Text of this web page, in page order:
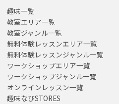
趣味一覧
教室エリア一覧
教室ジャンル一覧
無料体験レッスンエリア一覧
無料体験レッスンジャンル一覧
ワークショップエリア一覧
ワークショップジャンル一覧
オンラインレッスン一覧
趣味なびSTORES